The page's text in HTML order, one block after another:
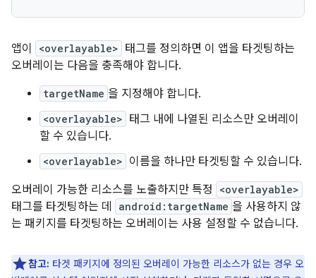
앱이 <overlayable> 태그를 정의하면 이 앱을 타겟팅하는
오버레이는 다음을 충족해야 합니다.
targetName 을 지정해야 합니다.
<overlayable> 태그 내에 나열된 리소스만 오버레이
할 수 있습니다.
<overlayable> 이름을 하나만 타겟팅할 수 있습니다.
오버레이 가능한 리소스를 노출하지만 특정
<overlayable>
태그를 타겟팅하는 데 android:targetName 을 사용하지 않
는 패키지를 타겟팅하는 오버레이는 사용 설정할 수 없습니다.
참고: 타겟 패키지에 정의된 오버레이 가능한 리소스가 없는 경우 오